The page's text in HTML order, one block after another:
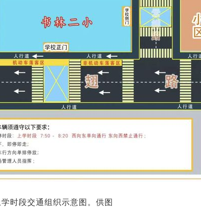
学时段交通组织示意图。供图